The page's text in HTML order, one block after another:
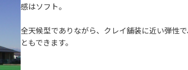
感はソフト。
全天候型でありながら、クレイ舗装に近い弾性
ともできます。